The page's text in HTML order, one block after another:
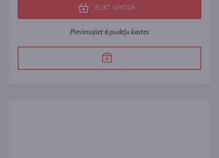
IELIKT GROZĀ
Pievienojiet 6 pudeļu kastes